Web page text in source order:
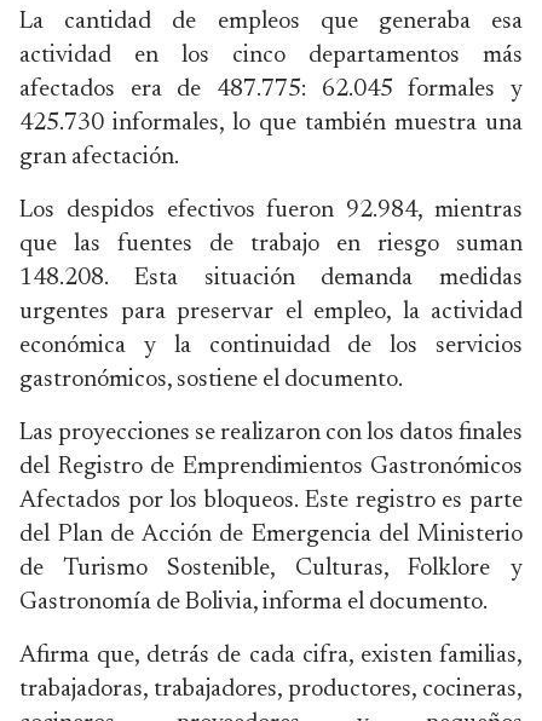
La cantidad de empleos que generaba esa
actividad en los cinco departamentos más
afectados era de 487.775: 62.045 formales y
425.730 informales, lo que también muestra una
gran afectación.
Los despidos efectivos fueron 92.984, mientras
que las fuentes de trabajo en riesgo suman
148.208. Esta situación demanda medidas
urgentes para preservar el empleo, la actividad
económica y la continuidad de los servicios
gastronómicos, sostiene el documento.
Las proyecciones se realizaron con los datos finales
del Registro de Emprendimientos Gastronómicos
Afectados por los bloqueos. Este registro es parte
del Plan de Acción de Emergencia del Ministerio
de Turismo Sostenible, Culturas, Folklore y
Gastronomía de Bolivia, informa el documento.
Afirma que, detrás de cada cifra, existen familias,
trabajadoras, trabajadores, productores, cocineras,